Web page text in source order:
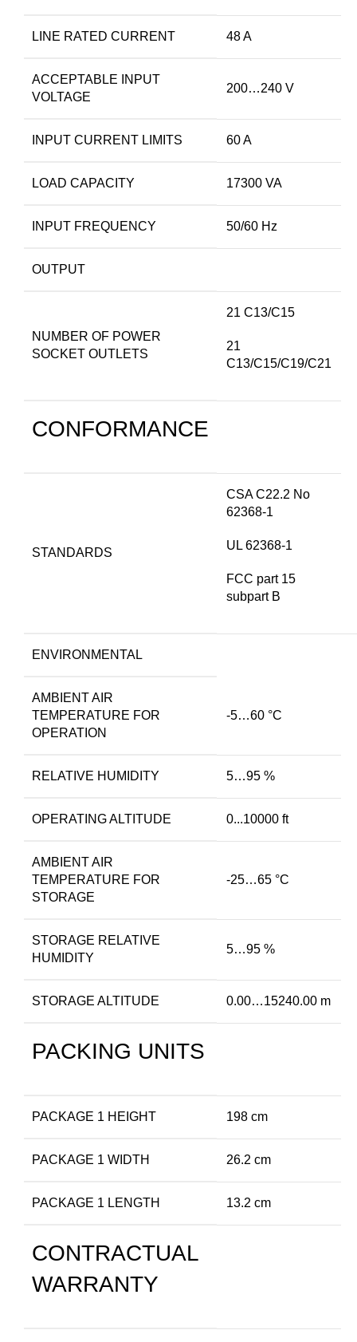
LINE RATED CURRENT 48 A
ACCEPTABLE INPUT
VOLTAGE
200…240 V
INPUT CURRENT LIMITS 60 A
LOAD CAPACITY 17300 VA
INPUT FREQUENCY 50/60 Hz
OUTPUT
NUMBER OF POWER
SOCKET OUTLETS
21 C13/C15
21
C13/C15/C19/C21
CONFORMANCE
STANDARDS
CSA C22.2 No
62368-1
UL 62368-1
FCC part 15
subpart B
ENVIRONMENTAL
AMBIENT AIR
TEMPERATURE FOR
OPERATION
-5…60 °C
RELATIVE HUMIDITY 5…95 %
OPERATING ALTITUDE 0...10000 ft
AMBIENT AIR
TEMPERATURE FOR
STORAGE
-25…65 °C
STORAGE RELATIVE
HUMIDITY
5…95 %
STORAGE ALTITUDE 0.00…15240.00 m
PACKING UNITS
PACKAGE 1 HEIGHT 198 cm
PACKAGE 1 WIDTH 26.2 cm
PACKAGE 1 LENGTH 13.2 cm
CONTRACTUAL
WARRANTY